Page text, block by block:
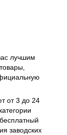
лучшим
от 3 до 24
заводских